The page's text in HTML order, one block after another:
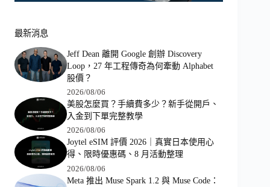
最新消息
Jeff Dean 離開 Google 創辦 Discovery
Loop，27 年工程傳奇為何牽動 Alphabet
股價？
2026/08/06
美股怎麼買？手續費多少？新手從開戶、
入金到下單完整教學
2026/08/06
Joytel eSIM 評價 2026｜真實日本使用心
得、限時優惠碼、8 月活動整理
2026/08/06
Meta 推出 Muse Spark 1.2 與 Muse Code：